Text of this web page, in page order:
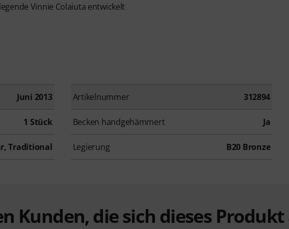
Vinnie Colaiuta entwickelt
Juni 2013 Artikelnummer 312894
1 Stück Becken handgehämmert Ja
Traditional Legierung B20 Bronze
Kunden, die sich dieses